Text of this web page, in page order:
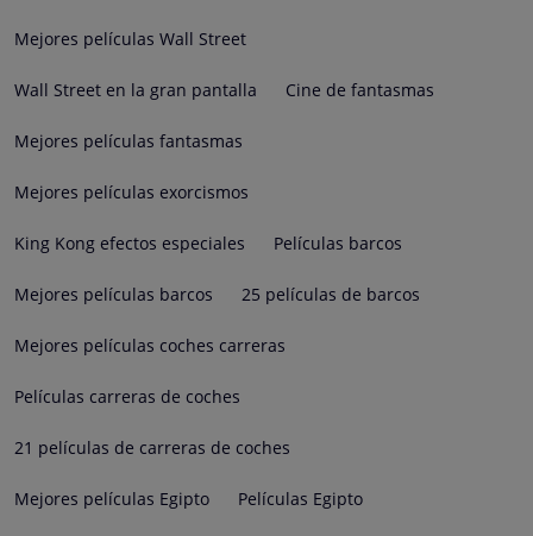
Mejores películas Wall Street
Wall Street en la gran pantalla Cine de fantasmas
Mejores películas fantasmas
Mejores películas exorcismos
King Kong efectos especiales Películas barcos
Mejores películas barcos 25 películas de barcos
Mejores películas coches carreras
Películas carreras de coches
21 películas de carreras de coches
Mejores películas Egipto Películas Egipto